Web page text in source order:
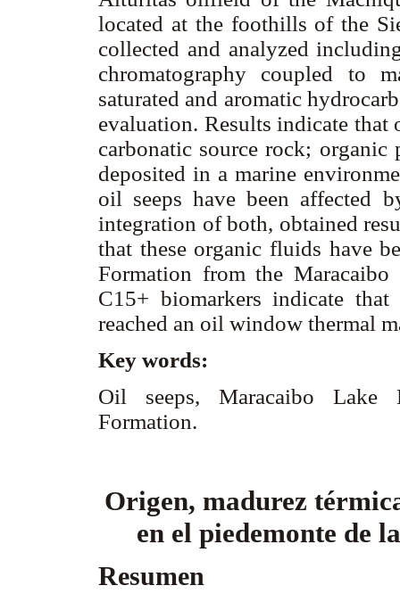
located at the foothills of the
collected and analyzed
chromatography coupled to
saturated and aromatic
evaluation. Results indicate that
carbonatic source rock; organic
deposited in a marine
oil seeps have been affected
integration of both, obtained
that these organic fluids have
Formation from the Maracaibo
C15+ biomarkers indicate
reached an oil window thermal
Key words:
Oil seeps, Maracaibo Lake
Formation.
Origen, madurez
en el piedemonte de
Resumen